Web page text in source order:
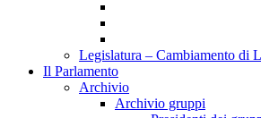
Legislatura – Cambiamento di
Il Parlamento
Archivio
Archivio gruppi